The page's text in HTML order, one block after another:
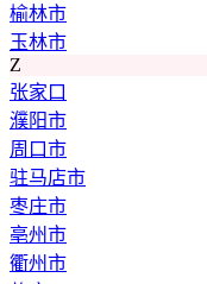
榆林市
玉林市
Z
张家口
濮阳市
周口市
驻马店市
枣庄市
亳州市
衢州市